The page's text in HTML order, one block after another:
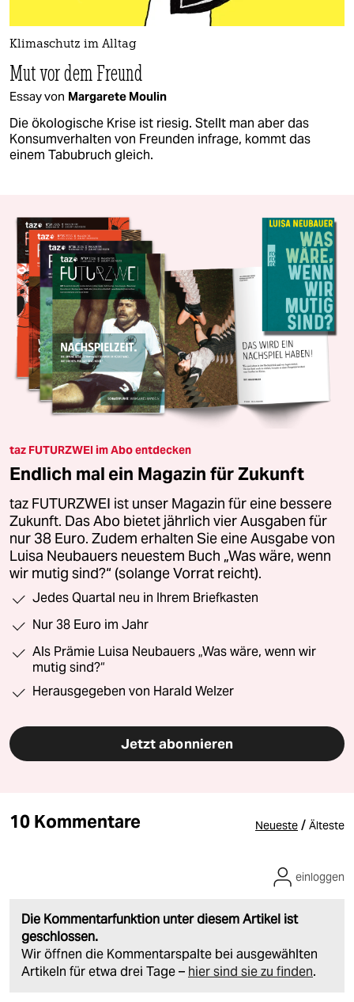
Klimaschutz im Alltag
Mut vor dem Freund
Essay von Margarete Moulin
Die ökologische Krise ist riesig. Stellt man aber das
Konsumverhalten von Freunden infrage, kommt das
einem Tabubruch gleich.
taz FUTURZWEI im Abo entdecken
Endlich mal ein Magazin für Zukunft
taz FUTURZWEI ist unser Magazin für eine bessere
Zukunft. Das Abo bietet jährlich vier Ausgaben für
nur 38 Euro. Zudem erhalten Sie eine Ausgabe von
Luisa Neubauers neuestem Buch „Was wäre, wenn
wir mutig sind?“ (solange Vorrat reicht).
Jedes Quartal neu in Ihrem Briefkasten
Nur 38 Euro im Jahr
Als Prämie Luisa Neubauers „Was wäre, wenn wir
mutig sind?“
Herausgegeben von Harald Welzer
Jetzt abonnieren
10 Kommentare Neueste / Älteste
Die Kommentarfunktion unter diesem Artikel ist
geschlossen.
Wir öffnen die Kommentarspalte bei ausgewählten
Artikeln für etwa drei Tage – hier sind sie zu finden.
einloggen